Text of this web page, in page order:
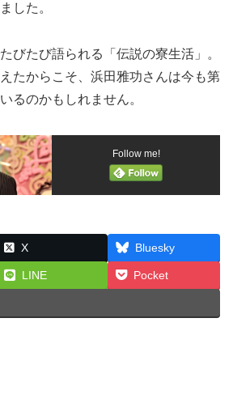
した。
びたび語られる「伝説の寮生活」。
たからこそ、浜田雅功さんは今も第
るのかもしれません。
Follow me!
X Bluesky
LINE Pocket